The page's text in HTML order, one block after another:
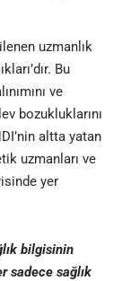
uzmanlık
Bu
ve
bozukluklarını
altta yatan
uzmanları ve
yer
bilgisinin
sadece sağlık